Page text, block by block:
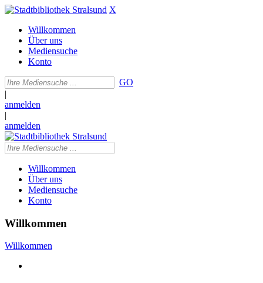
X
Willkommen
Über uns
Mediensuche
Konto
GO
|
anmelden
|
anmelden
Willkommen
Über uns
Mediensuche
Konto
Willkommen
Willkommen